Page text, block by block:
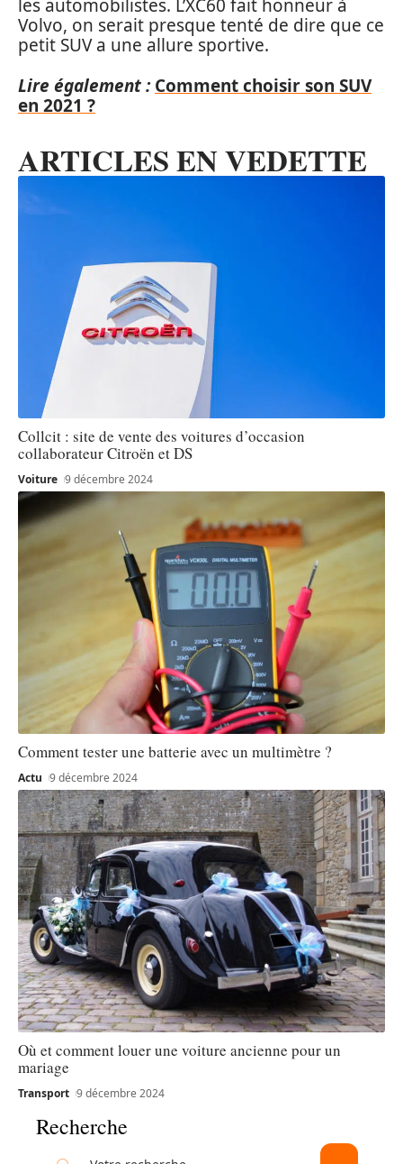
les automobilistes. L’XC60 fait honneur à
Volvo, on serait presque tenté de dire que ce
petit SUV a une allure sportive.
Lire également : Comment choisir son SUV
en 2021 ?
ARTICLES EN VEDETTE
Collcit : site de vente des voitures d’occasion
collaborateur Citroën et DS
Voiture 9 décembre 2024
Comment tester une batterie avec un multimètre ?
Actu 9 décembre 2024
Où et comment louer une voiture ancienne pour un
mariage
Transport 9 décembre 2024
Recherche